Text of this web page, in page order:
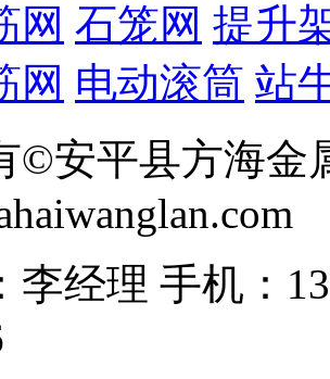
网 石笼网 提升
网 电动滚筒 站
©安平县方海金
李经理 手机：